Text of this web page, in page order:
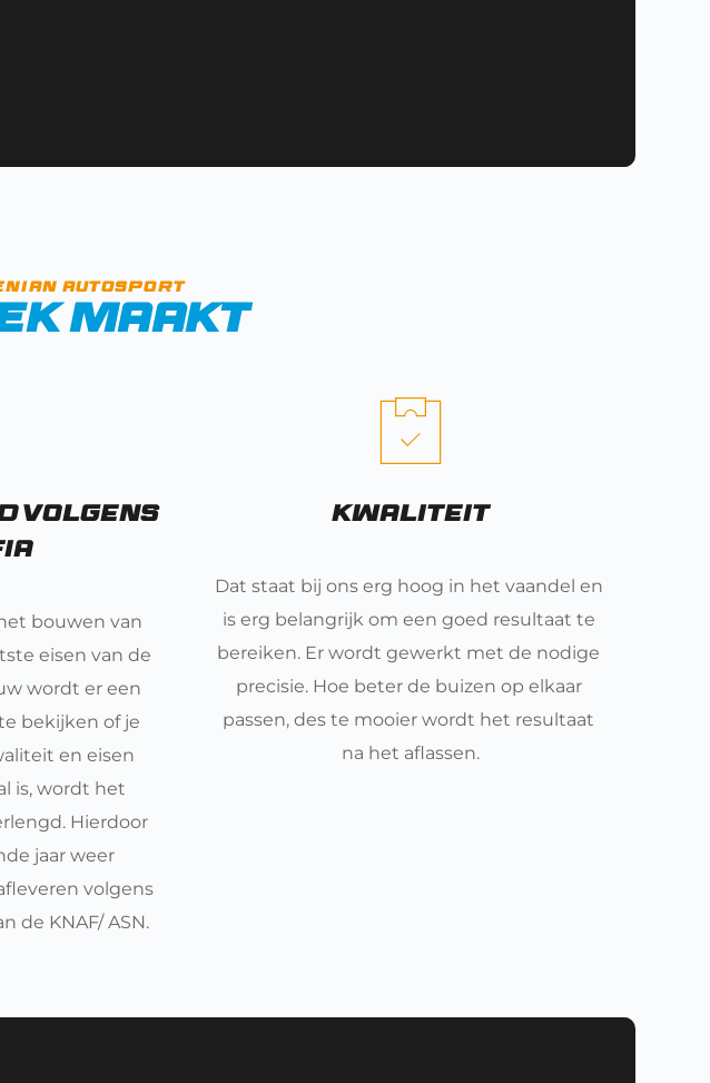
Autosport
maakt
volgens
bouwen van
eisen van de
wordt er een
bekijken of je
en eisen
is, wordt het
Hierdoor
jaar weer
volgens
de KNAF/ ASN.
Kwaliteit
Dat staat bij ons erg hoog in het vaandel en
is erg belangrijk om een goed resultaat te
bereiken. Er wordt gewerkt met de nodige
precisie. Hoe beter de buizen op elkaar
passen, des te mooier wordt het resultaat
na het aflassen.